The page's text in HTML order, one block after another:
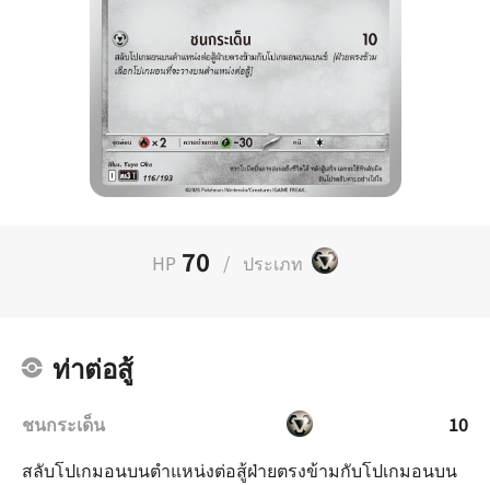
HP 70 / ประเภท
ท่าต่อสู้
ชนกระเด็น
10
สลับโปเกมอนบนตำแหน่งต่อสู้ฝ่ายตรงข้ามกับโปเกมอนบน